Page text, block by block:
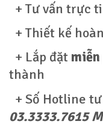
+ Tư vấn trực
+ Thiết kế
+ Lắp đặt
thành
+ Số Hotline
03.3333.7615